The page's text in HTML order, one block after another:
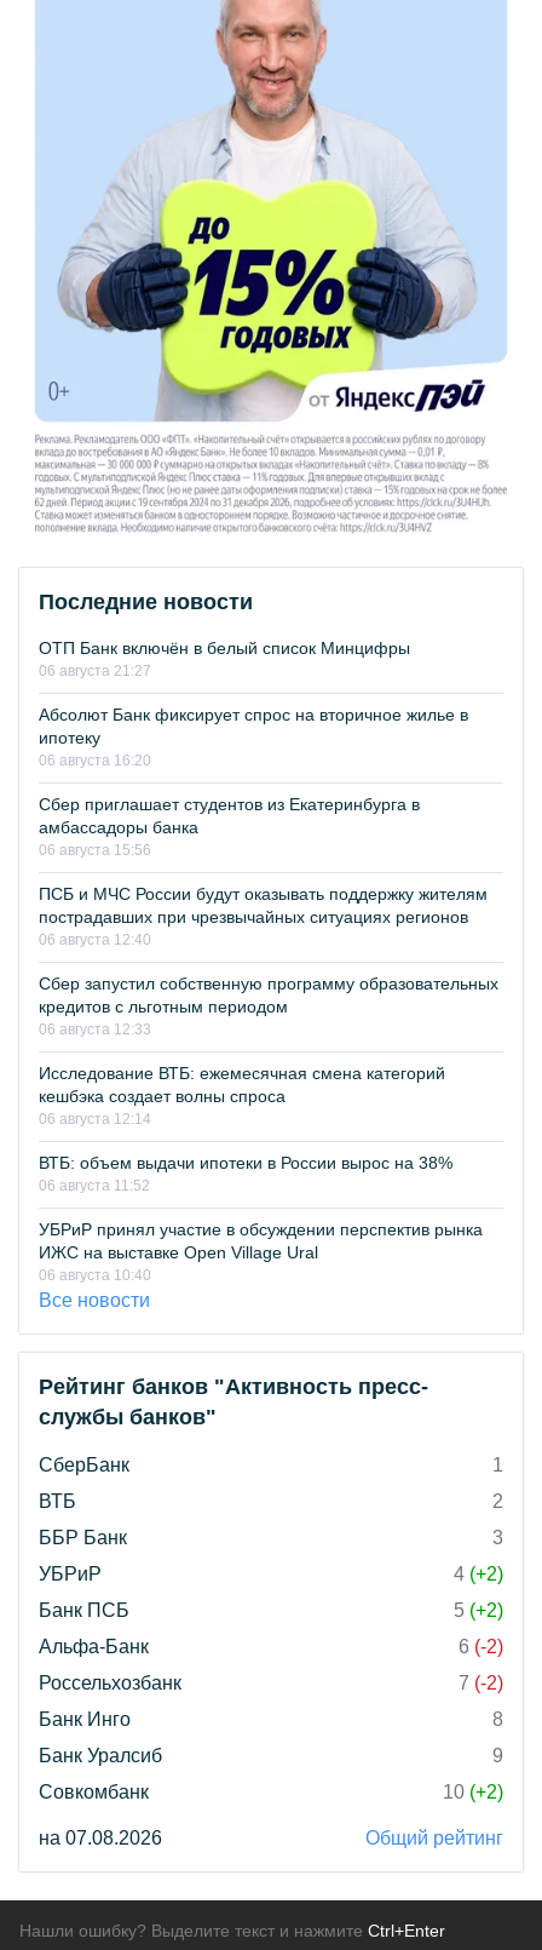
Последние новости
ОТП Банк включён в белый список Минцифры
06 августа 21:27
Абсолют Банк фиксирует спрос на вторичное жилье в
ипотеку
06 августа 16:20
Сбер приглашает студентов из Екатеринбурга в
амбассадоры банка
06 августа 15:56
ПСБ и МЧС России будут оказывать поддержку жителям
пострадавших при чрезвычайных ситуациях регионов
06 августа 12:40
Сбер запустил собственную программу образовательных
кредитов с льготным периодом
06 августа 12:33
Исследование ВТБ: ежемесячная смена категорий
кешбэка создает волны спроса
06 августа 12:14
ВТБ: объем выдачи ипотеки в России вырос на 38%
06 августа 11:52
УБРиР принял участие в обсуждении перспектив рынка
ИЖС на выставке Open Village Ural
06 августа 10:40
Все новости
Рейтинг банков "Активность пресс-
службы банков"
СберБанк
1
ВТБ
2
ББР Банк
3
УБРиР
4 (+2)
Банк ПСБ
5 (+2)
Альфа-Банк
6 (-2)
Россельхозбанк
7 (-2)
Банк Инго
8
Банк Уралсиб
9
Совкомбанк
10 (+2)
на 07.08.2026 Общий рейтинг
Нашли ошибку? Выделите текст и нажмите Ctrl+Enter